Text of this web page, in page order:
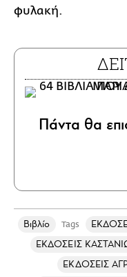
φυλακή.
Πάντα θα
Βιβλίο Tags
ΕΚΔΟΣΕΙΣ
ΕΚΔΟΣΕΙΣ